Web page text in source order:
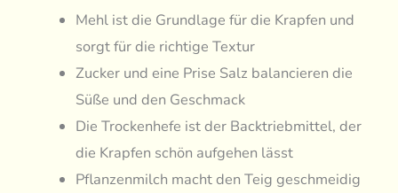
Mehl ist die Grundlage für die Krapfen und
sorgt für die richtige Textur
Zucker und eine Prise Salz balancieren die
Süße und den Geschmack
Die Trockenhefe ist der Backtriebmittel, der
die Krapfen schön aufgehen lässt
Pflanzenmilch macht den Teig geschmeidig